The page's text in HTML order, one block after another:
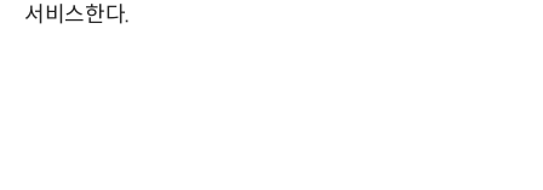
서비스한다.